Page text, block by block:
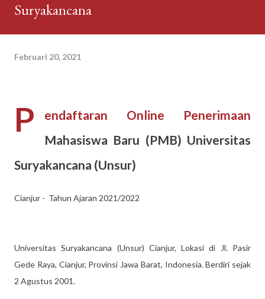
Suryakancana
Februari 20, 2021
P
endaftaran Online Penerimaan
Mahasiswa Baru (PMB) Universitas
Suryakancana (Unsur)
Cianjur - Tahun Ajaran 2021/2022
Universitas Suryakancana (Unsur) Cianjur, Lokasi di Jl. Pasir
Gede Raya, Cianjur, Provinsi Jawa Barat, Indonesia. Berdiri sejak
2 Agustus 2001.